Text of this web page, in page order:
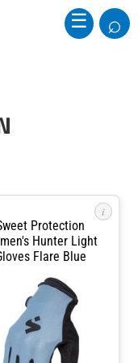
☰ ⌕
i
Protection
Hunter Light
Flare Blue